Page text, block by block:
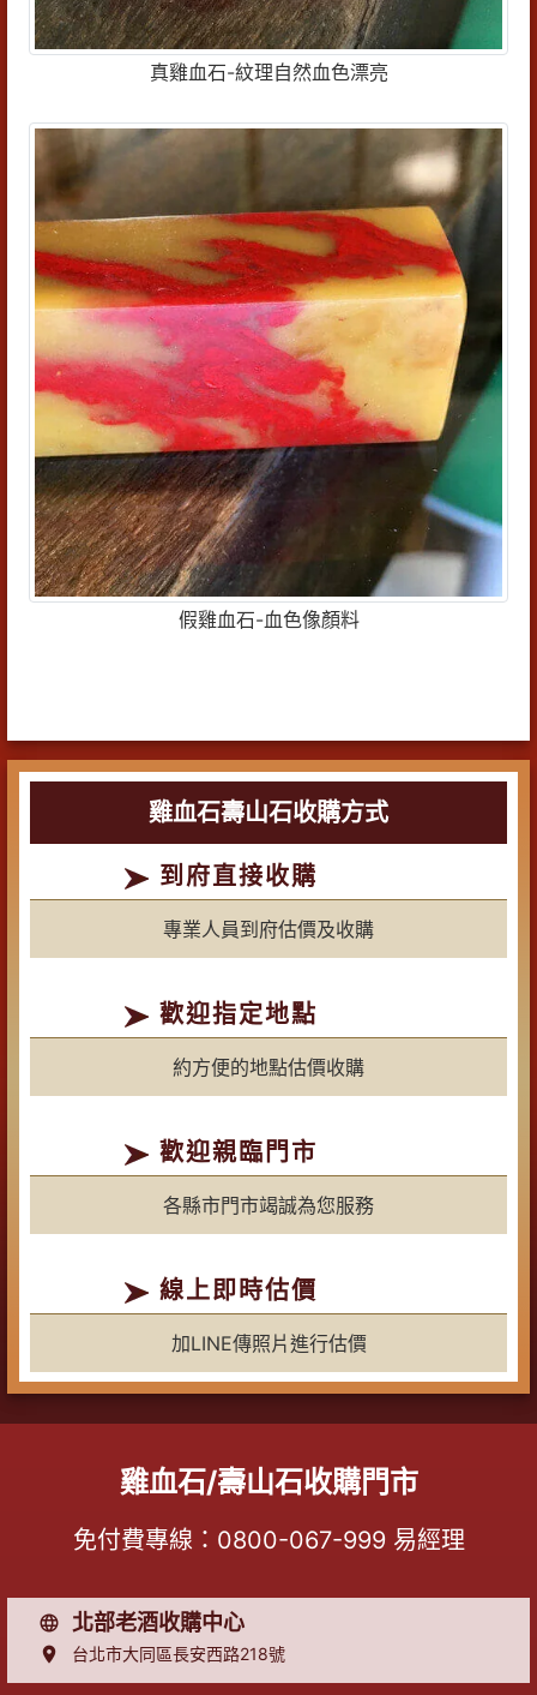
真雞血石-紋理自然血色漂亮
假雞血石-血色像顏料
雞血石壽山石收購方式
到府直接收購
專業人員到府估價及收購
歡迎指定地點
約方便的地點估價收購
歡迎親臨門市
各縣市門市竭誠為您服務
線上即時估價
加LINE傳照片進行估價
雞血石/壽山石收購門市
免付費專線： 0800-067-999易經理
北部老酒收購中心
台北市大同區長安西路218號